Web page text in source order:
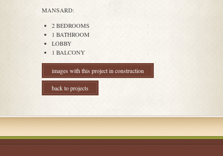
MANSARD:
2 BEDROOMS
1 BATHROOM
LOBBY
1 BALCONY
images with this project in construction
back to projects